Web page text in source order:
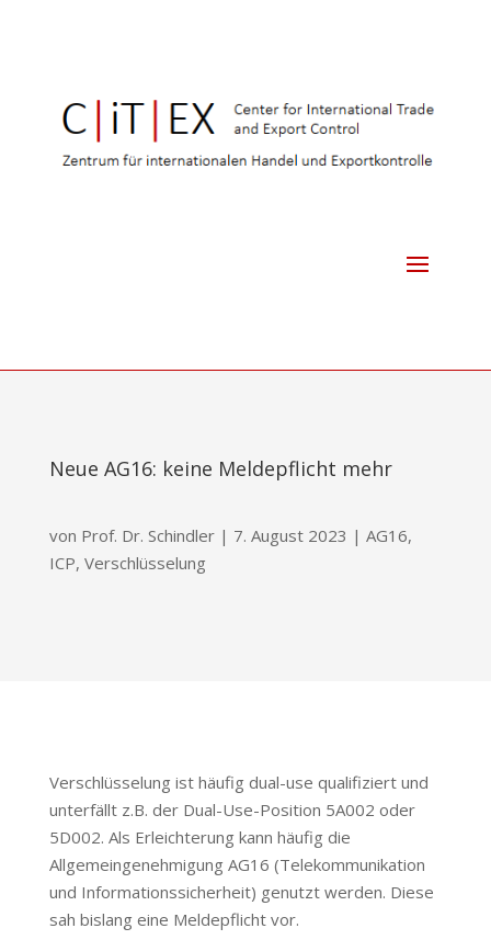
Neue AG16: keine Meldepflicht mehr
von Prof. Dr. Schindler| 7. August 2023 | AG16,
ICP, Verschlüsselung
Verschlüsselung ist häufig dual-use qualifiziert und
unterfällt z.B. der Dual-Use-Position 5A002 oder
5D002. Als Erleichterung kann häufig die
Allgemeingenehmigung AG16 (Telekommunikation
und Informationssicherheit) genutzt werden. Diese
sah bislang eine Meldepflicht vor.